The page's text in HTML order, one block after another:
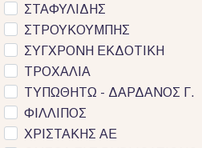
ΣΤΑΦΥΛΙΔΗΣ
ΣΤΡΟΥΚΟΥΜΠΗΣ
ΣΥΓΧΡΟΝΗ ΕΚΔΟΤΙΚΗ
ΤΡΟΧΑΛΙΑ
ΤΥΠΩΘΗΤΩ - ΔΑΡΔΑΝΟΣ Γ.
ΦΙΛΛΙΠΟΣ
ΧΡΙΣΤΑΚΗΣ ΑΕ